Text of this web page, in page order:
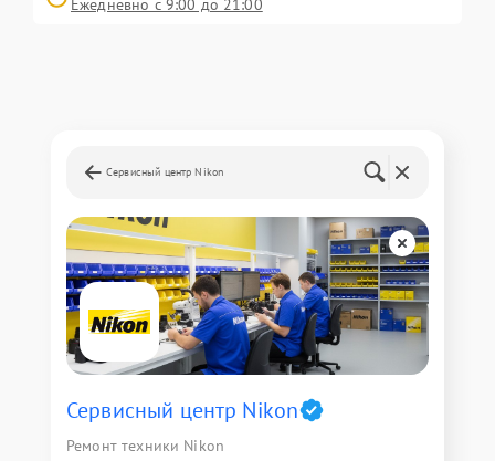
Ежедневно с 9:00 до 21:00
Сервисный центр Nikon
Сервисный центр Nikon
Ремонт техники Nikon